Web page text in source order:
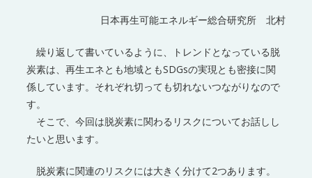
日本再生可能エネルギー総合研究所 北村
繰り返して書いているように、トレンドとなっている脱
炭素は、再生エネとも地域ともSDGsの実現とも密接に関
係しています。それぞれ切っても切れないつながりなので
す。
そこで、今回は脱炭素に関わるリスクについてお話しし
たいと思います。
脱炭素に関連のリスクには大きく分けて2つあります。